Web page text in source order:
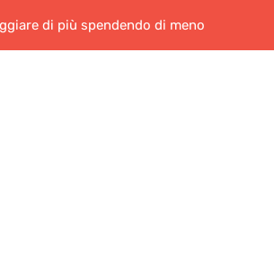
di più spendendo di meno